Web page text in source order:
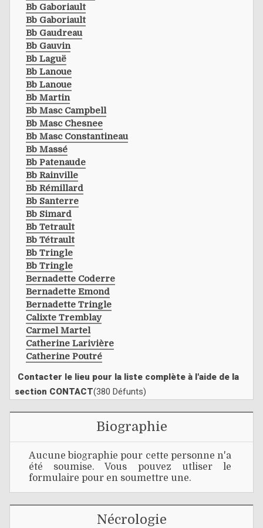
Bb Gaboriault
Bb Gaboriault
Bb Gaudreau
Bb Gauvin
Bb Laguë
Bb Lanoue
Bb Lanoue
Bb Martin
Bb Masc Campbell
Bb Masc Chesnee
Bb Masc Constantineau
Bb Massé
Bb Patenaude
Bb Rainville
Bb Rémillard
Bb Santerre
Bb Simard
Bb Tetrault
Bb Tétrault
Bb Tringle
Bb Tringle
Bernadette Coderre
Bernadette Emond
Bernadette Tringle
Calixte Tremblay
Carmel Martel
Catherine Larivière
Catherine Poutré
Contacter le lieu pour la liste complète à l'aide de la
section CONTACT(380 Défunts)
Biographie
Aucune biographie pour cette personne n'a
été soumise. Vous pouvez utliser le
formulaire pour en soumettre une.
Nécrologie